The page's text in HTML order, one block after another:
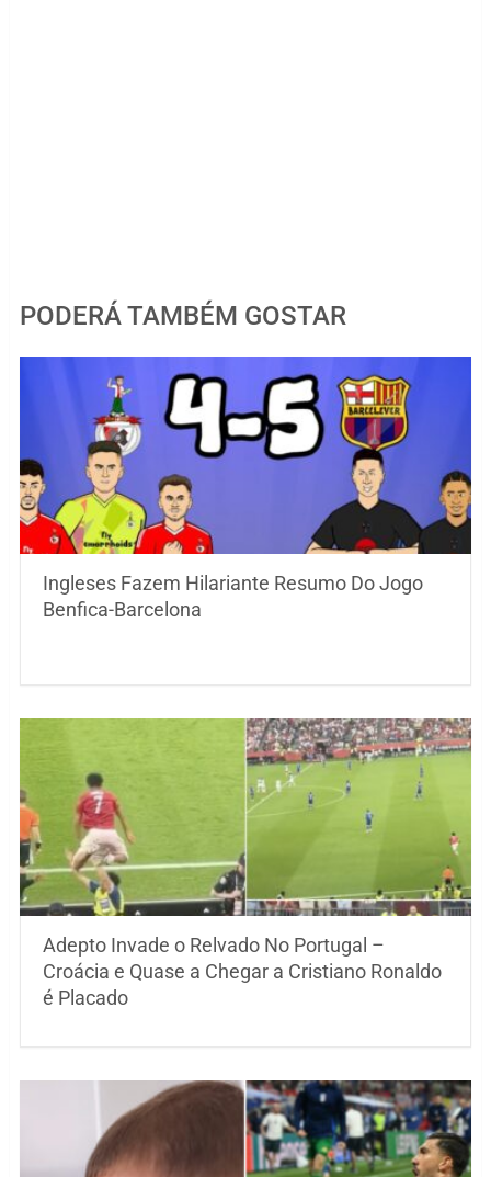
PODERÁ TAMBÉM GOSTAR
Ingleses Fazem Hilariante Resumo Do Jogo
Benfica-Barcelona
Adepto Invade o Relvado No Portugal –
Croácia e Quase a Chegar a Cristiano Ronaldo
é Placado